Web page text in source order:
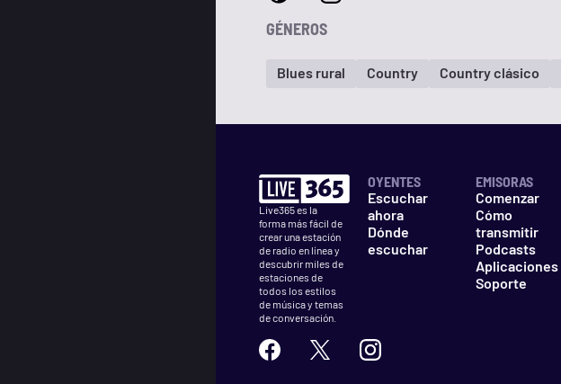
GÉNEROS
Blues rural Country Country clásico
Live365 es la
forma más fácil de
crear una estación
de radio en línea y
descubrir miles de
estaciones de
todos los estilos
de música y temas
de conversación.
OYENTES
Escuchar
ahora
Dónde
escuchar
EMISORAS
Comenzar
Cómo
transmitir
Podcasts
Aplicaciones
Soporte